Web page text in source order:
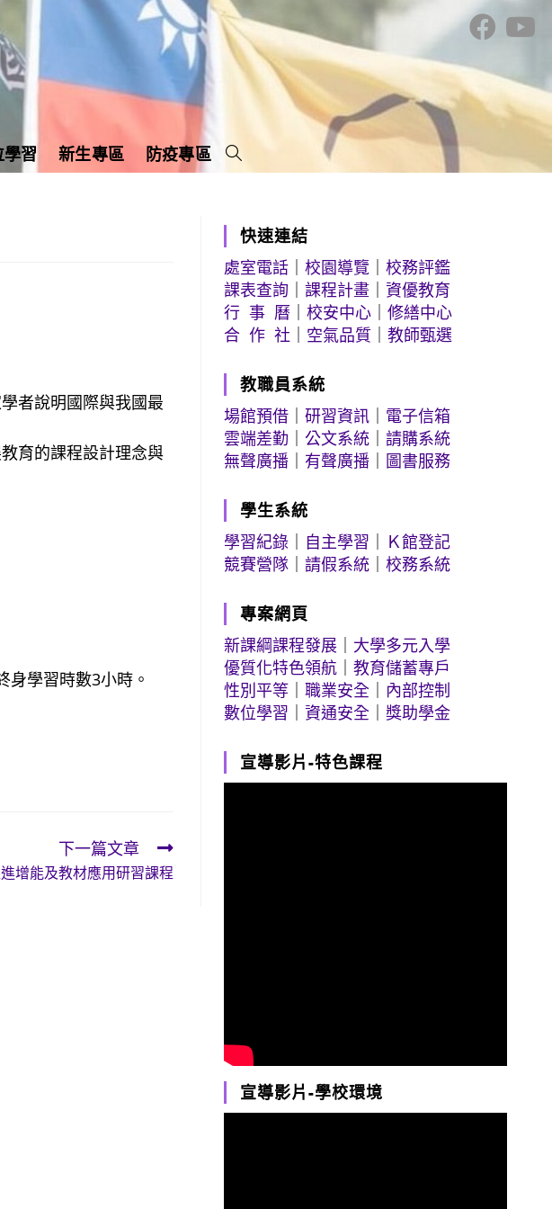
習 新生專區 防疫專區
者說明國際與我國最
育的課程設計理念與
學習時數3小時。
下一篇文章
增能及教材應用研習課程
快速連結
處室電話 ｜校園導覽 ｜校務評鑑
課表查詢 ｜課程計畫 ｜資優教育
行 事 曆 ｜校安中心 ｜修繕中心
合 作 社
空氣品質 ｜教師甄選
教職員系統
場館預借 ｜研習資訊
電子信箱
雲端差勤 ｜公文系統 ｜請購系統
無聲廣播
有聲廣播 圖書服務
學生系統
學習紀錄
自主學習
Ｋ館登記
競賽營隊 ｜請假系統 ｜校務系統
專案網頁
新課綱課程發展
大學多元入學
優質化特色領航 ｜教育儲蓄專戶
性別平等 ｜職業安全
內部控制
數位學習 ｜資通安全 ｜獎助學金
宣導影片-特色課程
宣導影片-學校環境